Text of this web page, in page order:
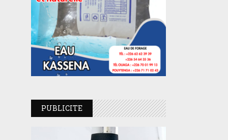
PUBLICITE